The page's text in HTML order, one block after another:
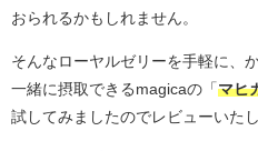
おられるかもしれません。
そんなローヤルゼリーを手軽に、
一緒に摂取できるmagicaの 「 マヒ
試してみましたのでレビューいたし